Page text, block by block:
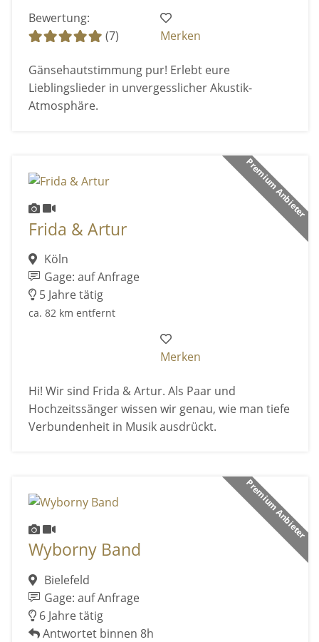
Bewertung:
(7)
Merken
Gänsehautstimmung pur! Erlebt eure
Lieblingslieder in unvergesslicher Akustik-
Atmosphäre.
Premium Anbieter
Frida & Artur
Köln
Gage: auf Anfrage
5 Jahre tätig
ca. 82 km entfernt
Merken
Hi! Wir sind Frida & Artur. Als Paar und
Hochzeitssänger wissen wir genau, wie man tiefe
Verbundenheit in Musik ausdrückt.
Premium Anbieter
Wyborny Band
Bielefeld
Gage: auf Anfrage
6 Jahre tätig
Antwortet binnen 8h